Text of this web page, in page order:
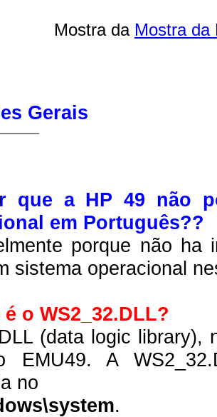
Mostra da Mostra da
Gerais
que a HP 49 não
em Português??
porque não ha
sistema operacional
é o WS2_32.DLL?
(data logic library),
EMU49. A
no
.